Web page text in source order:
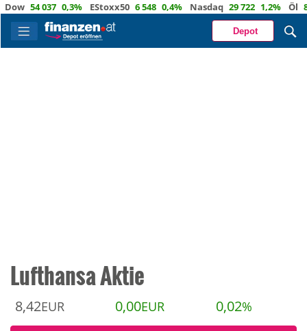
54 037 0,3% EStoxx50 6 548 0,4% Nasdaq 29 722 1,2% Öl
Depot
Lufthansa Aktie
8,42EUR 0,00EUR 0,02%